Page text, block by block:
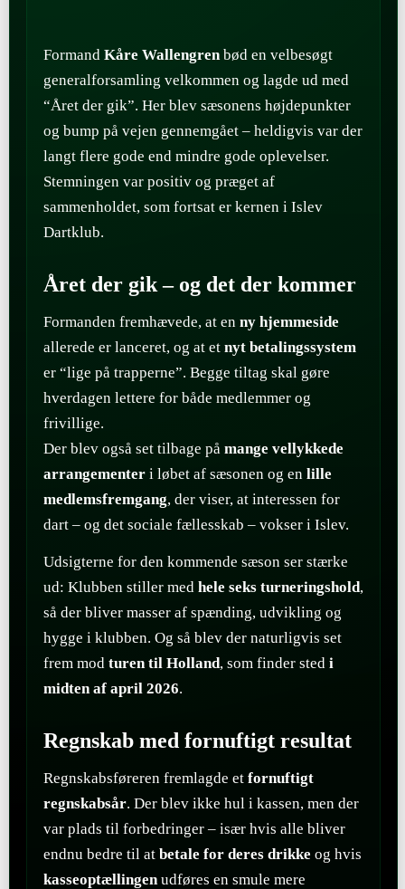
Formand Kåre Wallengrenbød en velbesøgt
generalforsamling velkommen og lagde ud med
“Året der gik”. Her blev sæsonens højdepunkter
og bump på vejen gennemgået – heldigvis var der
langt flere gode end mindre gode oplevelser.
Stemningen var positiv og præget af
sammenholdet, som fortsat er kernen i Islev
Dartklub.
Året der gik – og det der kommer
Formanden fremhævede, at en ny hjemmeside
allerede er lanceret, og at et nyt betalingssystem
er “lige på trapperne”. Begge tiltag skal gøre
hverdagen lettere for både medlemmer og
frivillige.
Der blev også set tilbage på mange vellykkede
arrangementer i løbet af sæsonen og en lille
medlemsfremgang, der viser, at interessen for
dart – og det sociale fællesskab – vokser i Islev.
Udsigterne for den kommende sæson ser stærke
ud: Klubben stiller med hele seks turneringshold,
så der bliver masser af spænding, udvikling og
hygge i klubben. Og så blev der naturligvis set
frem mod turen til Holland, som finder sted i
midten af april 2026.
Regnskab med fornuftigt resultat
Regnskabsføreren fremlagde et fornuftigt
regnskabsår. Der blev ikke hul i kassen, men der
var plads til forbedringer – især hvis alle bliver
endnu bedre til at betale for deres drikke og hvis
kasseoptællingen udføres en smule mere